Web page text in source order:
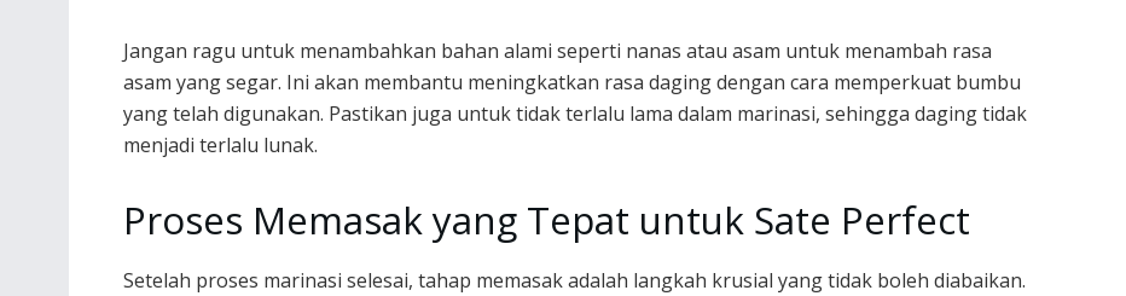
Jangan ragu untuk menambahkan bahan alami seperti nanas atau asam untuk menambah rasa
asam yang segar. Ini akan membantu meningkatkan rasa daging dengan cara memperkuat bumbu
yang telah digunakan. Pastikan juga untuk tidak terlalu lama dalam marinasi, sehingga daging tidak
menjadi terlalu lunak.
Proses Memasak yang Tepat untuk Sate Perfect
Setelah proses marinasi selesai, tahap memasak adalah langkah krusial yang tidak boleh diabaikan.